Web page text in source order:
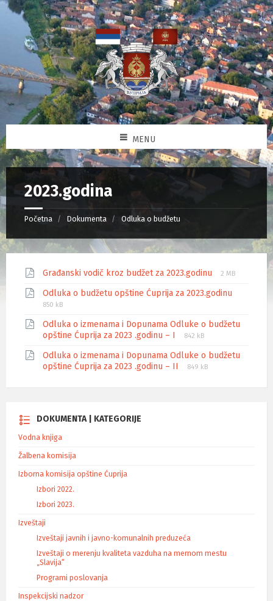
MENU
2023.godina
Početna Dokumenta Odluka o budžetu
Građanski vodič kroz budžet za 2023.godinu 2 MB
Odluka o budžetu opštine Ćuprija za 2023.godinu
850 kB
Odluka o izmenama i Dopunama Odluke o budžetu
opštine Ćuprija za 2023 .godinu – I
842 kB
Odluka o izmenama i Dopunama Odluke o budžetu
opštine Ćuprija za 2023 .godinu – II
849 kB
DOKUMENTA | KATEGORIJE
Vodna knjiga
Žalbena komisija
Izborna komisija opštine Ćuprija
Izbori 2022.
Izbori 2023.
Izveštaji
Izveštaji javnih i javno-komunalnih preduzeća
Izveštaji o merenju kvaliteta vazduha na mernom mestu
„Slavija“
Programi poslovanja
Inspekcijski nadzor